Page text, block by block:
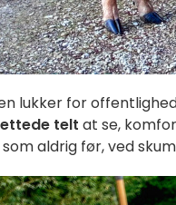
lukker for
telt at se,
aldrig før, ved